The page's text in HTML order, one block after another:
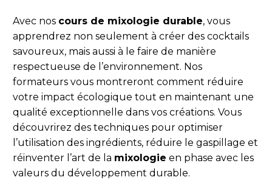
Avec nos cours de mixologie durable, vous
apprendrez non seulement à créer des cocktails
savoureux, mais aussi à le faire de manière
respectueuse de l’environnement. Nos
formateurs vous montreront comment réduire
votre impact écologique tout en maintenant une
qualité exceptionnelle dans vos créations. Vous
découvrirez des techniques pour optimiser
l’utilisation des ingrédients, réduire le gaspillage et
réinventer l’art de la mixologie en phase avec les
valeurs du développement durable.